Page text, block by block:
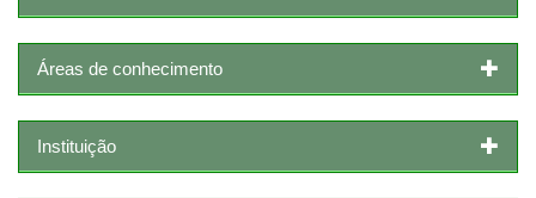
Áreas de conhecimento
Instituição